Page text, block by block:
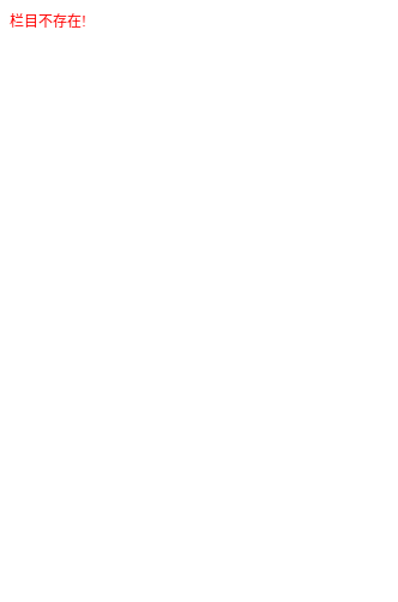
栏目不存在!